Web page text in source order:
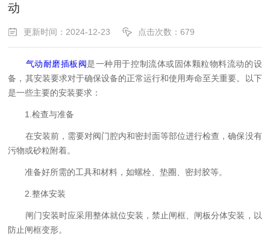
动
更新时间：2024-12-23 点击次数：679
气动耐磨插板阀是一种用于控制流体或固体颗粒物料流动的设
备，其安装要求对于确保设备的正常运行和使用寿命至关重要。以下
是一些主要的安装要求：
1.检查与准备
在安装前，需要对阀门腔内和密封面等部位进行检查，确保没有
污物或砂粒附着。
准备好所需的工具和材料，如螺栓、垫圈、密封胶等。
2.整体安装
闸门安装时应采用整体就位安装，禁止闸框、闸板分体安装，以
防止闸框变形。